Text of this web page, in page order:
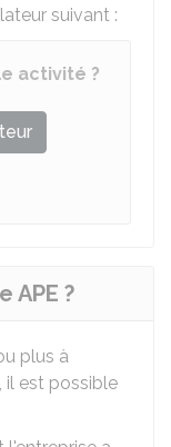
suivant :
activité ?
APE ?
plus à
il est possible